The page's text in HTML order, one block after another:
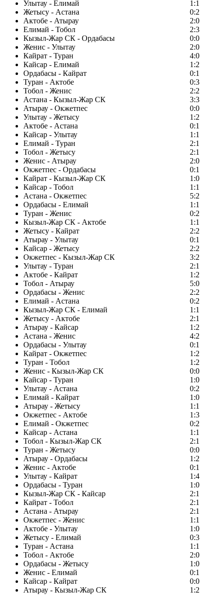
Улытау - Елимай
1:1
Жетысу - Астана
0:2
Актобе - Атырау
2:0
Елимай - Тобол
2:3
Кызыл-Жар СК - Ордабасы
0:0
Женис - Улытау
2:0
Кайрат - Туран
4:0
Кайсар - Елимай
1:2
Ордабасы - Кайрат
0:1
Туран - Актобе
0:3
Тобол - Женис
2:2
Астана - Кызыл-Жар СК
3:3
Атырау - Окжетпес
0:0
Улытау - Жетысу
1:2
Актобе - Астана
0:1
Кайсар - Улытау
1:1
Елимай - Туран
2:1
Тобол - Жетысу
2:1
Женис - Атырау
2:0
Окжетпес - Ордабасы
0:1
Кайрат - Кызыл-Жар СК
1:0
Кайсар - Тобол
1:1
Астана - Окжетпес
5:2
Ордабасы - Елимай
1:1
Туран - Женис
0:2
Кызыл-Жар СК - Актобе
1:1
Жетысу - Кайрат
2:2
Атырау - Улытау
0:1
Кайсар - Жетысу
2:2
Окжетпес - Кызыл-Жар СК
3:2
Улытау - Туран
2:1
Актобе - Кайрат
1:2
Тобол - Атырау
5:0
Ордабасы - Женис
2:2
Елимай - Астана
0:2
Кызыл-Жар СК - Елимай
1:1
Жетысу - Актобе
2:1
Атырау - Кайсар
1:2
Астана - Женис
4:2
Ордабасы - Улытау
0:1
Кайрат - Окжетпес
1:2
Туран - Тобол
1:2
Женис - Кызыл-Жар СК
0:0
Кайсар - Туран
1:0
Улытау - Астана
0:2
Елимай - Кайрат
1:0
Атырау - Жетысу
1:1
Окжетпес - Актобе
1:3
Елимай - Окжетпес
0:2
Кайсар - Астана
1:1
Тобол - Кызыл-Жар СК
2:1
Туран - Жетысу
0:0
Атырау - Ордабасы
1:2
Женис - Актобе
0:1
Улытау - Кайрат
1:4
Ордабасы - Туран
1:0
Кызыл-Жар СК - Кайсар
2:1
Кайрат - Тобол
2:1
Астана - Атырау
2:1
Окжетпес - Женис
1:1
Актобе - Улытау
1:0
Жетысу - Елимай
0:3
Туран - Астана
1:1
Тобол - Актобе
2:0
Ордабасы - Жетысу
1:0
Женис - Елимай
0:1
Кайсар - Кайрат
0:0
Атырау - Кызыл-Жар СК
1:2